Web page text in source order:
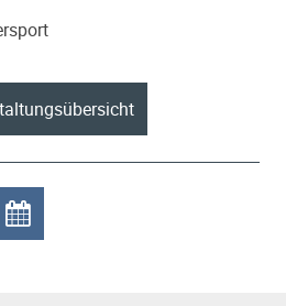
teilen
im Kalender speichern